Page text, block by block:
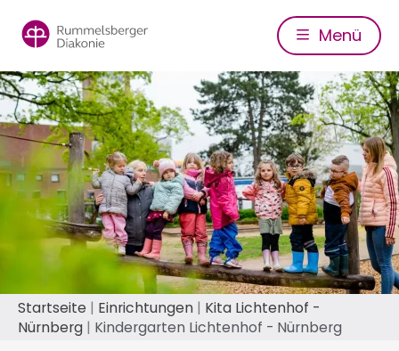
zum
Inhalt
Menü
Pfadnavigation
Startseite Einrichtungen
Kita Lichtenhof -
Nürnberg
Kindergarten Lichtenhof - Nürnberg